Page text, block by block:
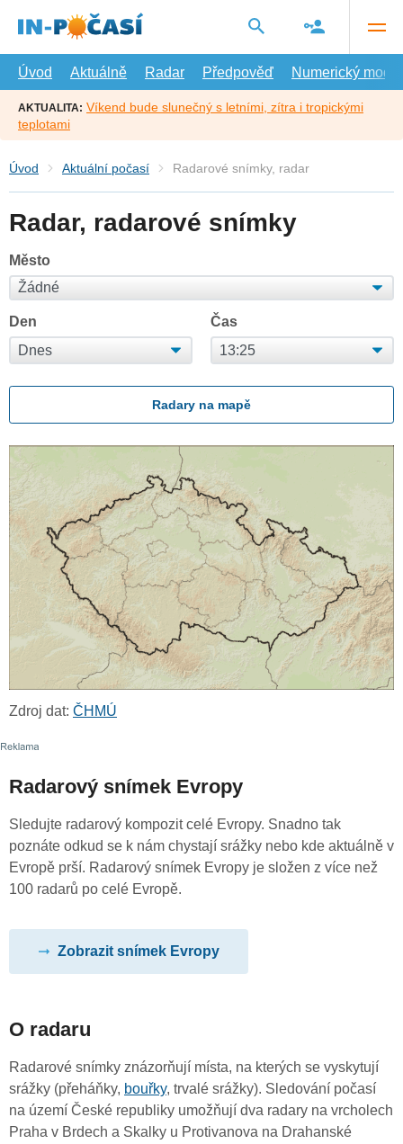
hlavní
Úvod
Aktuálně Radar Předpověď Numerický model
AKTUALITA: Víkend bude slunečný s letními, zítra i tropickými
teplotami
Úvod Aktuální počasí Radarové snímky, radar
Radar, radarové snímky
Město
Den Čas
Radary na mapě
Zdroj dat: ČHMÚ
Radarový snímek Evropy
Sledujte radarový kompozit celé Evropy. Snadno tak
poznáte odkud se k nám chystají srážky nebo kde aktuálně v
Evropě prší. Radarový snímek Evropy je složen z více než
100 radarů po celé Evropě.
Zobrazit snímek Evropy
O radaru
Radarové snímky znázorňují místa, na kterých se vyskytují
srážky (přeháňky, bouřky, trvalé srážky). Sledování počasí
na území České republiky umožňují dva radary na vrcholech
Praha v Brdech a Skalky u Protivanova na Drahanské